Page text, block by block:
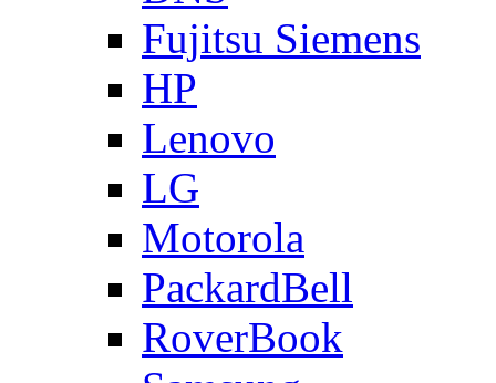
Fujitsu Siemens
HP
Lenovo
LG
Motorola
PackardBell
RoverBook